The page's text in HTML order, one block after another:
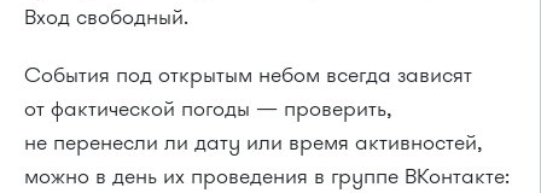
Вход свободный.
События под открытым небом всегда зависят
от фактической погоды — проверить,
не перенесли ли дату или время активностей,
можно в день их проведения в группе ВКонтакте: